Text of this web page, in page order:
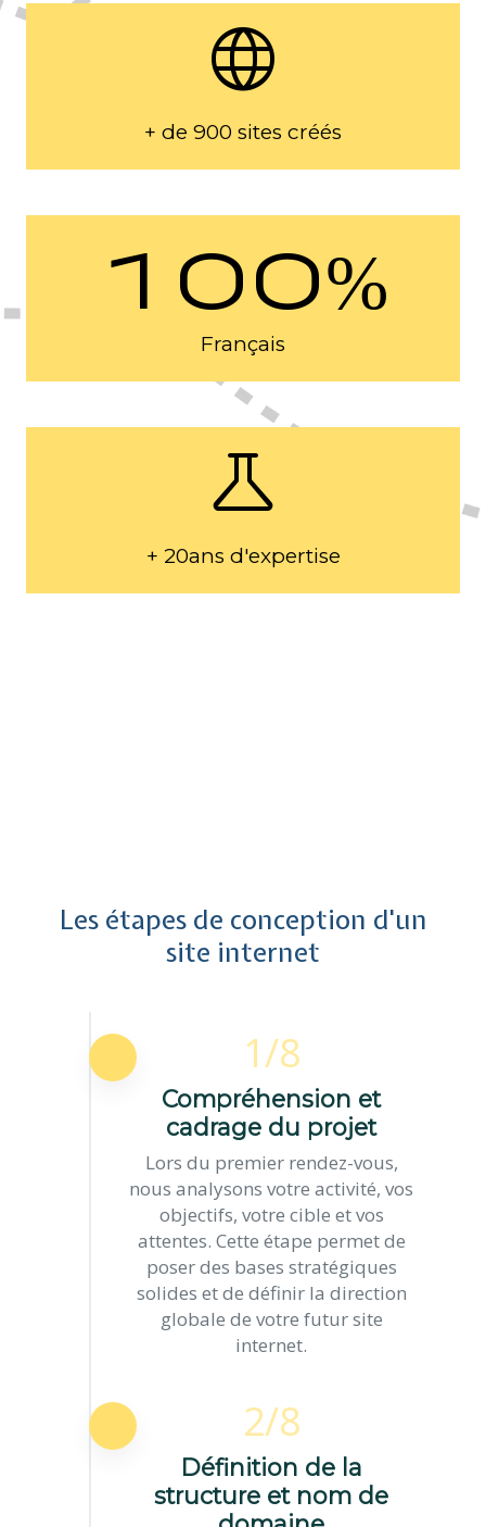
language
+ de 900 sites créés
100%
Français
science
+ 20ans d'expertise
Les étapes de conception d'un
site internet
1/8
Compréhension et
cadrage du projet
Lors du premier rendez-vous,
nous analysons votre activité, vos
objectifs, votre cible et vos
attentes. Cette étape permet de
poser des bases stratégiques
solides et de définir la direction
globale de votre futur site
internet.
2/8
Définition de la
structure et nom de